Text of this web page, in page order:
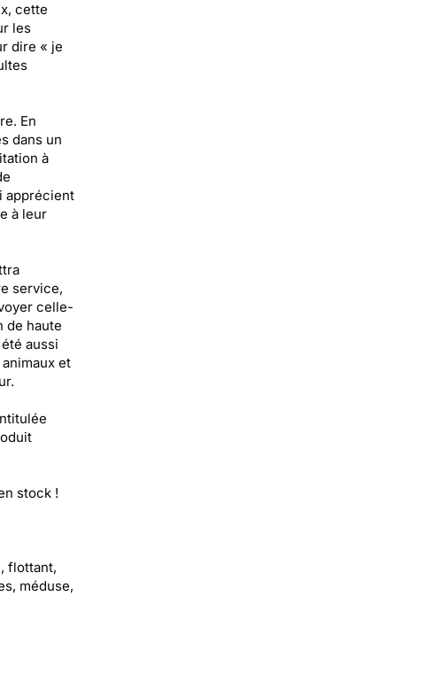
cette
les
dire « je
En
dans un
à
apprécient
à leur
service,
celle-
de haute
aussi
et
stock !
flottant,
méduse,